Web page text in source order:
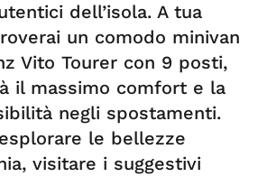
dell’isola. A tua
un comodo minivan
Vito Tourer con 9 posti,
il massimo comfort e la
negli spostamenti.
le bellezze
visitare i suggestivi